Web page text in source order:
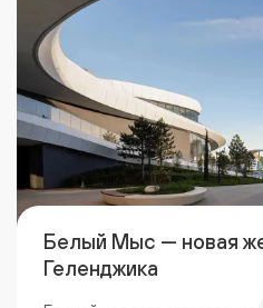
Белый Мыс — новая
Геленджика